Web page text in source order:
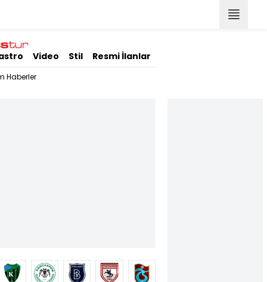
Video Stil Resmi İlanlar
Haberler